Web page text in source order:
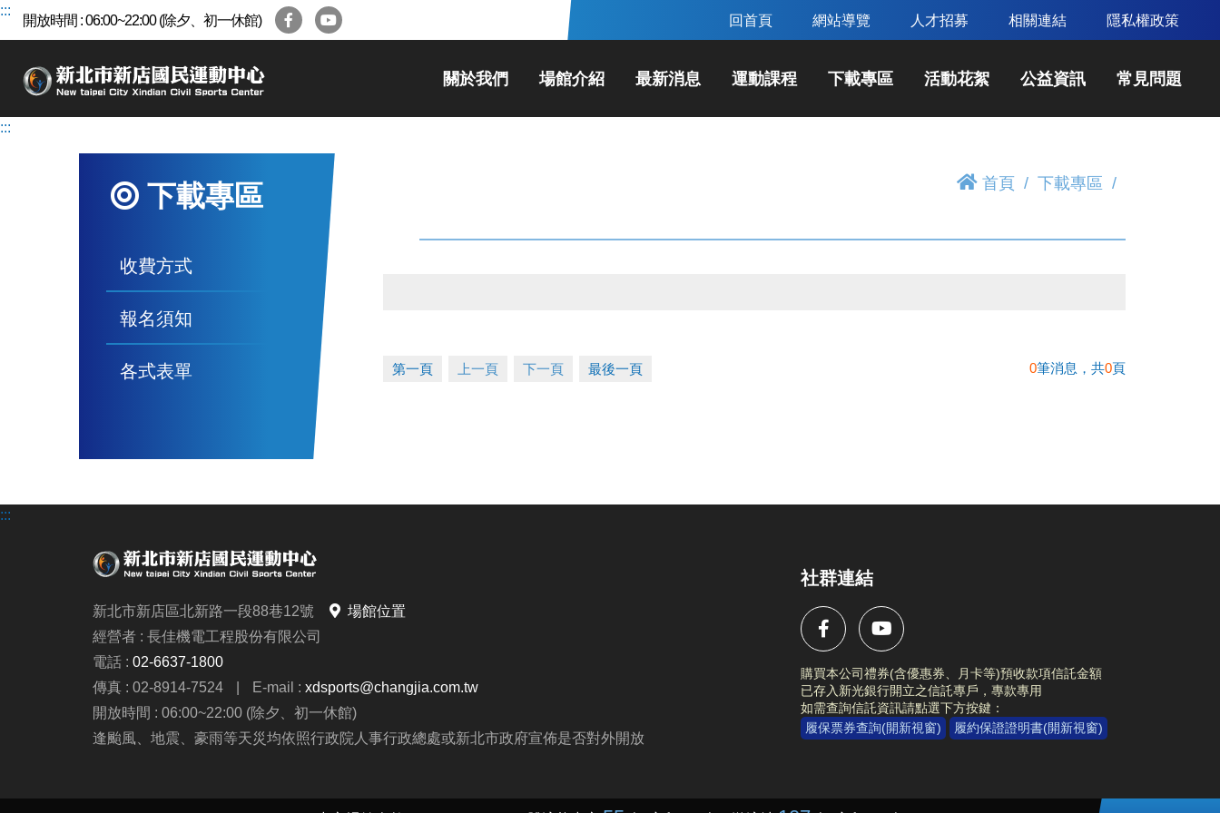
跳
區
:::
開放時間 : 06:00~22:00 (除夕、初一休館) 回首頁 網站導覽 人才招募 相關連結 隱私權政策
關於我們 場館介紹 最新消息 運動課程 下載專區 活動花絮 公益資訊 常見問題
:::
下載專區
收費方式
報名須知
各式表單
首頁 下載專區
第一頁 上一頁 下一頁 最後一頁 0筆消息，共0頁
:::
新北市新店區北新路一段88巷12號
場館位置
經營者 : 長佳機電工程股份有限公司
電話 : 02-6637-1800
傳真 : 02-8914-7524
E-mail : xdsports@changjia.com.tw
開放時間 : 06:00~22:00 (除夕、初一休館)
逢颱風、地震、豪雨等天災均依照行政院人事行政總處或新北市政府宣佈是否對外開放
社群連結
購買本公司禮券(含優惠券、月卡等)預收款項信託金額
已存入新光銀行開立之信託專戶，專款專用
如需查詢信託資訊請點選下方按鍵：
履保票券查詢(開新視窗)
履約保證證明書(開新視窗)